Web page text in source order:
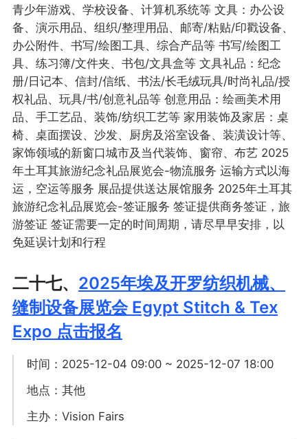
青少年游戏、学校设备、计算机系统等 文具：办公设
备、演示用品、组织/整理用品、邮寄/粘贴/印戳设备、
办公附件、书写/绘图工具、综合产品等 书写/绘图工
具、练习簿/文件夹、书包/文具盒等 文具礼品：纪念
册/日记本、信封/信纸、书法/长毛绒玩具/时尚礼品/授
权礼品、玩具/书/创意礼品等 创意用品：绘画美术用
品、手工艺品、装饰/纺织工艺等 家用装饰及家居：桌
椅、桌面摆设、沙发、厨房及浴室设备、装潢设计等、
家饰领域的新窗口城市及当代装饰、窗帘、布艺 2025
年土耳其旅游纪念礼品展览会-物流服务 运输方式以海
运，空运等服务 展品提供送达展馆服务 2025年土耳其
旅游纪念礼品展览会-签证服务 签证提供商务签证，旅
游签证 签证需要一定的时间周期，请尽早早安排，以
免延误计划和行程
二十七、 2025年埃及开罗纺织机械、
缝制设备展览会 Egypt Stitch & Tex
Expo 点击报名
时间：2025-12-04 09:00 ~ 2025-12-07 18:00
地点：其他
主办：Vision Fairs